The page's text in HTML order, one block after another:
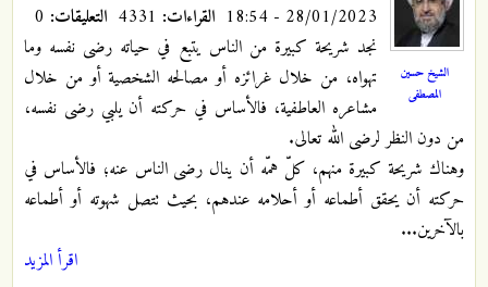
الشيخ حسين
المصطفى
28/01/2023 - 18:54 القراءات: التعليقات:
نجد شريحة كبيرة من الناس يتبع في حياته رضى نفسه وما
تهواه، من خلال غرائزه أو مصالحه الشخصية أو من خلال
مشاعره العاطفية، فالأساس في حركته أن يلبي رضى نفسه،
من دون النظر لرضى الله تعالى.
وهناك شريحة كبيرة منهم، كلّ همّه أن ينال رضى الناس عنه؛ فالأساس في
حركته أن يحقق أطماعه أو أحلامه عندهم، بحيث تتصل شهوته أو أطماعه
بالآخرين...
اقرأ المزيد